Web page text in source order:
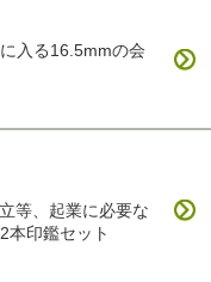
入る16.5mmの会
等、起業に必要な
本印鑑セット